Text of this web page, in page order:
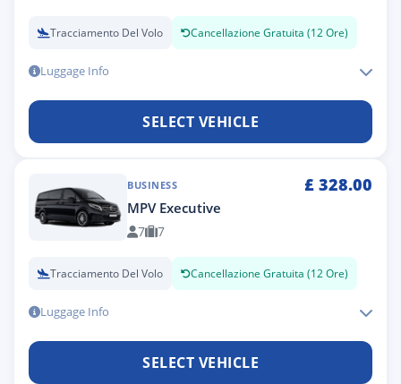
Tracciamento Del Volo Cancellazione Gratuita (12 Ore)
Luggage Info
SELECT VEHICLE
BUSINESS £ 328.00
MPV Executive
7 7
Tracciamento Del Volo Cancellazione Gratuita (12 Ore)
Luggage Info
SELECT VEHICLE